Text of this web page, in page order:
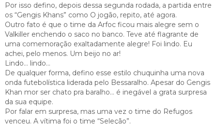
Por isso defino, depois dessa segunda rodada, a partida entre
os “Gengis Khans” como O jogão, repito, até agora.
Outro fato é que o time da Arfoc ficou mais alegre sem o
Valkiller enchendo o saco no banco. Teve até flagrante de
uma comemoração exaltadamente alegre! Foi lindo. Eu
achei, pelo menos. Um beijo no ar!
Lindo… lindo…
De qualquer forma, defino esse estilo chuquinha uma nova
onda futebolística liderada pelo Bessaralho. Apesar do Gengis
Khan mor ser chato pra baralho… é inegável a grata surpresa
da sua equipe.
Por falar em surpresa, mas uma vez o time do Refugos
venceu. A vítima foi o time “Seleção”.